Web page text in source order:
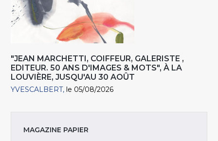
"JEAN MARCHETTI, COIFFEUR, GALERISTE ,
EDITEUR. 50 ANS D'IMAGES & MOTS", À LA
LOUVIÈRE, JUSQU'AU 30 AOÛT
YVESCALBERT le 05/08/2026
MAGAZINE PAPIER